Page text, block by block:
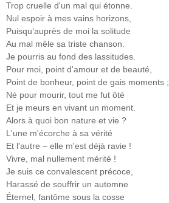
Trop cruelle d'un mal qui étonne.
Nul espoir à mes vains horizons,
Puisqu’auprès de moi la solitude
Au mal mêle sa triste chanson.
Je pourris au fond des lassitudes.
Pour moi, point d'amour et de beauté,
Point de bonheur, point de gais moments ;
Né pour mourir, tout me fut ôté
Et je meurs en vivant un moment.
Alors à quoi bon nature et vie ?
L'une m'écorche à sa vérité
Et l'autre – elle m'est déjà ravie !
Vivre, mal nullement mérité !
Je suis ce convalescent précoce,
Harassé de souffrir un automne
Éternel, fantôme sous la cosse